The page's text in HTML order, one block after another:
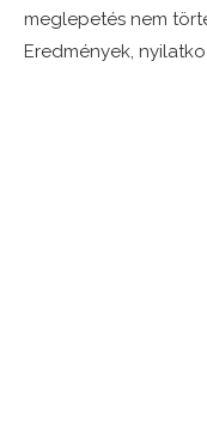
meglepetés nem
Eredmények,